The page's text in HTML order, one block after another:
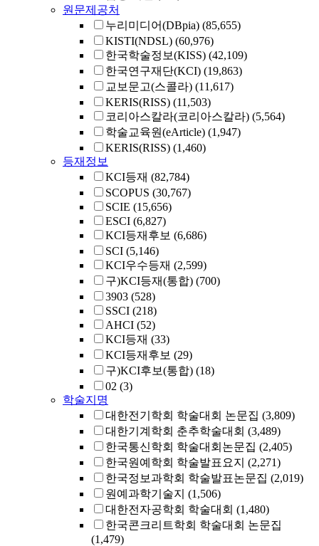
원문제공처
누리미디어(DBpia) (85,655)
KISTI(NDSL) (60,976)
한국학술정보(KISS) (42,109)
한국연구재단(KCI) (19,863)
교보문고(스콜라) (11,617)
KERIS(RISS) (11,503)
코리아스칼라(코리아스칼라) (5,564)
학술교육원(eArticle) (1,947)
KERIS(RISS) (1,460)
등재정보
KCI등재 (82,784)
SCOPUS (30,767)
SCIE (15,656)
ESCI (6,827)
KCI등재후보 (6,686)
SCI (5,146)
KCI우수등재 (2,599)
구)KCI등재(통합) (700)
3903 (528)
SSCI (218)
AHCI (52)
KCI등재 (33)
KCI등재후보 (29)
구)KCI후보(통합) (18)
02 (3)
학술지명
대한전기학회 학술대회 논문집 (3,809)
대한기계학회 춘추학술대회 (3,489)
한국통신학회 학술대회논문집 (2,405)
한국원예학회 학술발표요지 (2,271)
한국정보과학회 학술발표논문집 (2,019)
원예과학기술지 (1,506)
대한전자공학회 학술대회 (1,480)
한국콘크리트학회 학술대회 논문집
(1,479)